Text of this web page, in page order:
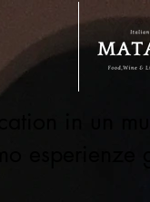
in un
esperienze